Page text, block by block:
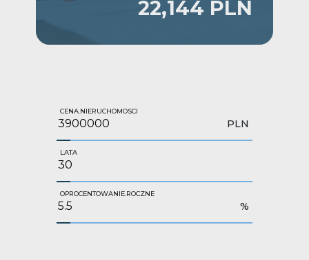
22,144 PLN
CENA.NIERUCHOMOSCI
PLN
LATA
OPROCENTOWANIE.ROCZNE
%